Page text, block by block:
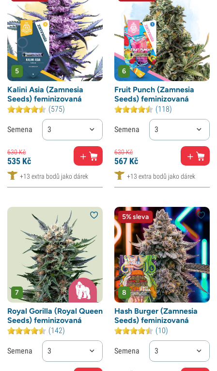
5
Kalini Asia (Zamnesia
Seeds) feminizovaná
(575)
Semena 3
630Kč
535 Kč
+13 extra bodů jako dárek
6
Fruit Punch (Zamnesia
Seeds) feminizovaná
(118)
Semena 3
630Kč
567 Kč
+13 extra bodů jako dárek
7
Royal Gorilla (Royal Queen
Seeds) feminizovaná
(142)
Semena 3
5% sleva
8
Hash Burger (Zamnesia
Seeds) feminizovaná
(10)
Semena 3